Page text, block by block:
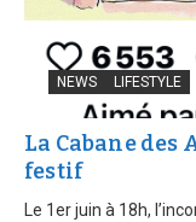
NEWS LIFESTYLE
La Cabane des
festif
Le 1er juin à 18h,